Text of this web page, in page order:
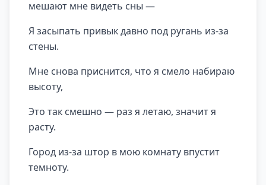
мешают мне видеть сны —
Я засыпать привык давно под ругань из-за
стены.
Мне снова приснится, что я смело набираю
высоту,
Это так смешно — раз я летаю, значит я
расту.
Город из-за штор в мою комнату впустит
темноту.